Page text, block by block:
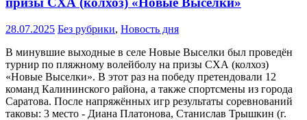
28.07.2025 Без рубрики, Новость дня
В минувшие выходные в селе Новые Выселки был проведён
турнир по пляжному волейболу на призы СХА (колхоз)
«Новые Выселки». В этот раз на победу претендовали 12
команд Калининского района, а также спортсмены из города
Саратова. После напряжённых игр результаты соревнований
таковы: 3 место - Диана Платонова, Станислав Трышкин (г.